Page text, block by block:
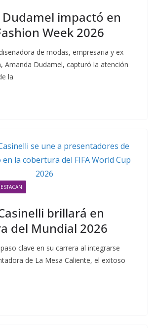
impactó en
Week 2026
de modas, empresaria y ex
Amanda Dudamel, capturó la atención
la
brillará en
del Mundial 2026
clave en su carrera al integrarse
de La Mesa Caliente, el exitoso